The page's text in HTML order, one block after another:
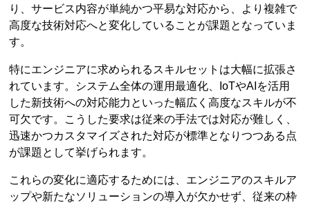
り、サービス内容が単純かつ平易な対応から、より複雑で
高度な技術対応へと変化していることが課題となっていま
す。
特にエンジニアに求められるスキルセットは大幅に拡張さ
れています。システム全体の運用最適化、IoTやAIを活用
した新技術への対応能力といった幅広く高度なスキルが不
可欠です。こうした要求は従来の手法では対応が難しく、
迅速かつカスタマイズされた対応が標準となりつつある点
が課題として挙げられます。
これらの変化に適応するためには、エンジニアのスキルア
ップや新たなソリューションの導入が欠かせず、従来の枠